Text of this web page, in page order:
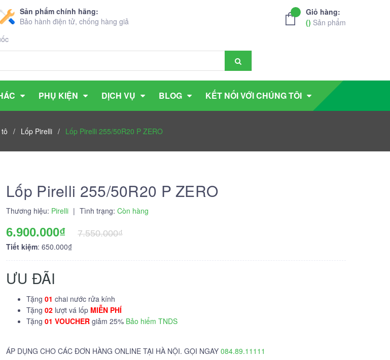
Sản phẩm chính hãng:
Bảo hành điện tử, chống hàng giả
Giỏ hàng:
() Sản phẩm
PHỤ KIỆN DỊCH VỤ BLOG KẾT NỐI VỚI CHÚNG TÔI
/ Lốp Pirelli / Lốp Pirelli 255/50R20 P ZERO
Lốp Pirelli 255/50R20 P ZERO
Thương hiệu: Pirelli | Tình trạng: Còn hàng
6.900.000₫
7.550.000₫
Tiết kiệm: 650.000₫
ƯU ĐÃI
Tặng 01 chai nước rửa kính
Tặng 02 lượt vá lốp MIỄN PHÍ
Tặng 01 VOUCHER giảm 25% Bảo hiểm TNDS
ÁP DỤNG CHO CÁC ĐƠN HÀNG ONLINE TẠI HÀ NỘI. GỌI NGAY 084.89.11111